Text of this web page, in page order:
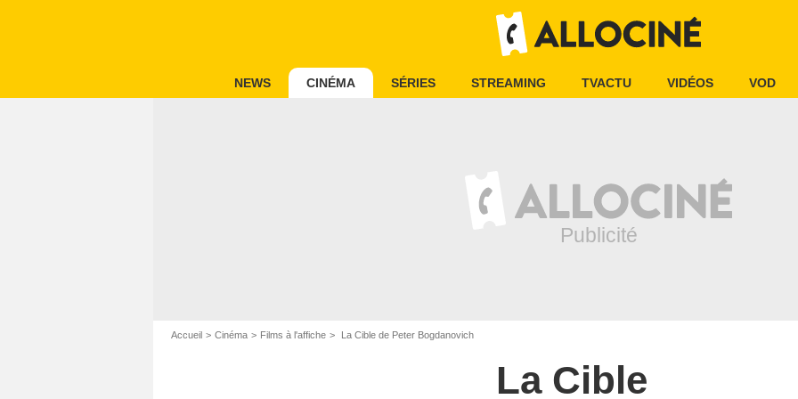
NEWS CINÉMA SÉRIES STREAMING TVACTU VIDÉOS VOD
Accueil Cinéma Films à l'affiche La Cible de Peter Bogdanovich
La Cible